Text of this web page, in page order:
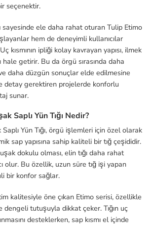
seçenektir.
sayesinde ele daha rahat oturan Tulip Etimo
hem de deneyimli kullanıcılar
kısmının ipliği kolay kavrayan yapısı, ilmek
hale getirir. Bu da örgü sırasında daha
daha düzgün sonuçlar elde edilmesine
detay gerektiren projelerde konforlu
sunar.
Saplı Yün Tığı Nedir?
Yün Tığı, örgü işlemleri için özel olarak
sap yapısına sahip kaliteli bir tığ çeşididir.
dokulu olması, elin tığı daha rahat
olur. Bu özellik, uzun süre tığ işi yapan
bir konfor sağlar.
kalitesiyle öne çıkan Etimo serisi, özellikle
dengeli tutuşuyla dikkat çeker. Tığın uç
desteklerken, sap kısmı el içinde